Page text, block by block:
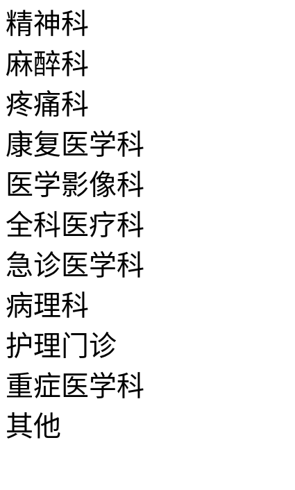
精神科
麻醉科
疼痛科
康复医学科
医学影像科
全科医疗科
急诊医学科
病理科
护理门诊
重症医学科
其他